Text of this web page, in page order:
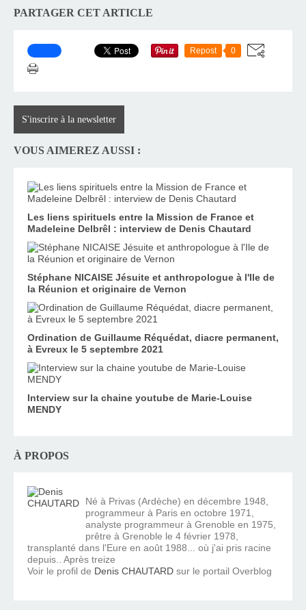
PARTAGER CET ARTICLE
Repost 0
S'inscrire à la newsletter
VOUS AIMEREZ AUSSI :
Les liens spirituels entre la Mission de France et
Madeleine Delbrêl : interview de Denis Chautard
Stéphane NICAISE Jésuite et anthropologue à l'Ile de
la Réunion et originaire de Vernon
Ordination de Guillaume Réquédat, diacre permanent,
à Evreux le 5 septembre 2021
Interview sur la chaine youtube de Marie-Louise
MENDY
À PROPOS
Né à Privas (Ardèche) en décembre 1948,
programmeur à Paris en octobre 1971,
analyste programmeur à Grenoble en 1975,
prêtre à Grenoble le 4 février 1978,
transplanté dans l'Eure en août 1988... où j'ai pris racine
depuis.. Après treize
Voir le profil de Denis CHAUTARD sur le portail Overblog